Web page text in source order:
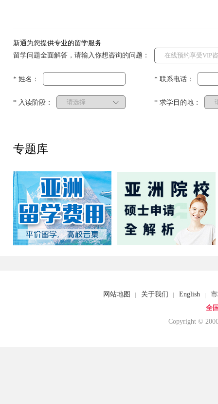
新通为您提供专业的留学服务
留学问题全面解答，请输入你想咨询的问题：
* 姓名： * 联系电话：
* 入读阶段： * 求学目的地：
专题库
网站地图 关于我们 English
全
Copyright ©